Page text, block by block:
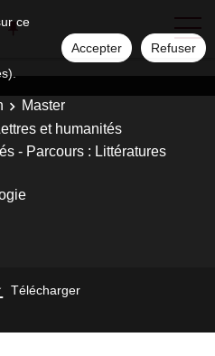
ce
Accepter Refuser
Master
et humanités
- Parcours : Littératures
Télécharger